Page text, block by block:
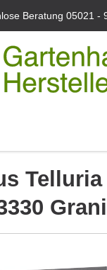
Beratung05021 -
Telluria